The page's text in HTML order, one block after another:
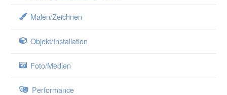
Malen/Zeichnen
Objekt/Installation
Foto/Medien
Performance